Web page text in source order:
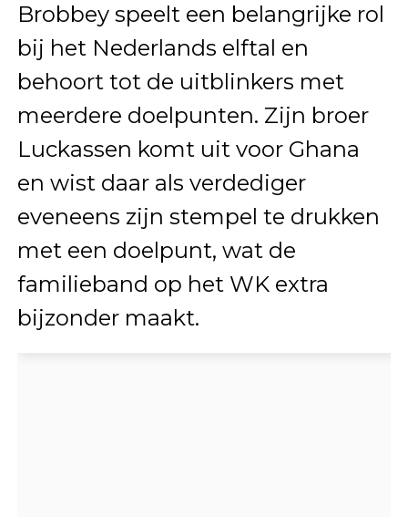
Brobbey speelt een belangrijke rol
bij het Nederlands elftal en
behoort tot de uitblinkers met
meerdere doelpunten. Zijn broer
Luckassen komt uit voor Ghana
en wist daar als verdediger
eveneens zijn stempel te drukken
met een doelpunt, wat de
familieband op het WK extra
bijzonder maakt.